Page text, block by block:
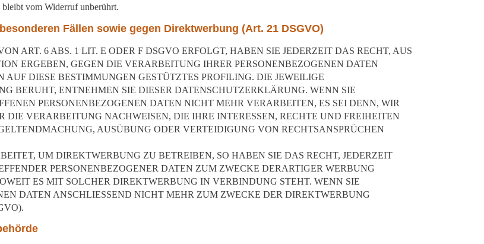
vom Widerruf unberührt.
Fällen sowie gegen Direktwerbung (Art. 21 DSGVO)
ART. 6 ABS. 1 LIT. E ODER F DSGVO ERFOLGT, HABEN SIE JEDERZEIT DAS RECHT, AUS
ERGEBEN, GEGEN DIE VERARBEITUNG IHRER PERSONENBEZOGENEN DATEN
DIESE BESTIMMUNGEN GESTÜTZTES PROFILING. DIE JEWEILIGE
BERUHT, ENTNEHMEN SIE DIESER DATENSCHUTZERKLÄRUNG. WENN SIE
PERSONENBEZOGENEN DATEN NICHT MEHR VERARBEITEN, ES SEI DENN, WIR
VERARBEITUNG NACHWEISEN, DIE IHRE INTERESSEN, RECHTE UND FREIHEITEN
AUSÜBUNG ODER VERTEIDIGUNG VON RECHTSANSPRÜCHEN
UM DIREKTWERBUNG ZU BETREIBEN, SO HABEN SIE DAS RECHT, JEDERZEIT
PERSONENBEZOGENER DATEN ZUM ZWECKE DERARTIGER WERBUNG
ES MIT SOLCHER DIREKTWERBUNG IN VERBINDUNG STEHT. WENN SIE
DATEN ANSCHLIESSEND NICHT MEHR ZUM ZWECKE DER DIREKTWERBUNG